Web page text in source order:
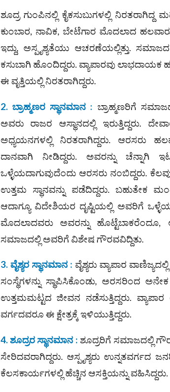
ಶೂದ್ರ ಗುಂಪಿನಲ್ಲಿ ಕೈಕಸುಬುಗಳಲ್ಲಿ
ಕುಂಬಾರ, ನಾವಿಕ, ಬೇಟೆಗಾರ ಮೊದಲಾದ
ಇದ್ದು, ಅಸ್ಪೃಶ್ಯತೆಯು ಆಚರಣೆಯಲ್ಲಿತ್ತು.
ಕಸುಬಾಗಿ ಹೊಂದಿದ್ದರು. ವ್ಯಾಪಾರವು ಲಾಭದಾಯಕ
ಈ ವೃತ್ತಿಯಲ್ಲಿ ನಿರತರಾಗಿದ್ದರು.
2. ಬ್ರಾಹ್ಮಣರ ಸ್ಥಾನಮಾನ : ಬ್ರಾಹ್ಮಣರಿಗೆ
ಅವರು ರಾಜರ ಆಸ್ಥಾನದಲ್ಲಿ ಇರುತ್ತಿದ್ದರು.
ಅಧ್ಯಯನಗಳಲ್ಲಿ ನಿರತರಾಗಿದ್ದರು. ಆರಸರು
ದಾನವಾಗಿ ನೀಡಿದ್ದರು. ಅವರನ್ನು ಚೆನ್ನಾಗಿ
ಒಳ್ಳೆಯದಾಗುವುದೆಂದು ಆರಸರು ನಂಬಿದ್ದರು.
ಉತ್ತಮ ಸ್ಥಾನವನ್ನು ಪಡೆದಿದ್ದರು. ಬಹುತೇಕ
ಆದಾಗ್ಯೂ ವಿದೇಶಿಯರ ದೃಷ್ಟಿಯಲ್ಲಿ ಅವರಿಗೆ
ಮೊದಲಾದವರು ಅವರನ್ನು ಹೊಟ್ಟೆಬಾಕರೆಂದೂ,
ಸಮಾಜದಲ್ಲಿ ಅವರಿಗೆ ವಿಶೇಷ ಗೌರವವಿದ್ದಿತು.
3. ವೈಶ್ಯರ ಸ್ಥಾನಮಾನ : ವೈಶ್ಯರು ವ್ಯಾಪಾರ
ಸಂಸ್ಥೆಗಳನ್ನು ಸ್ಥಾಪಿಸಿಕೊಂಡು, ಅರಸರಿಂದ
ಉತ್ತಮಮಟ್ಟದ ಜೀವನ ನಡೆಸುತ್ತಿದ್ದರು.
ವರ್ಗದವರೂ ಈ ಕ್ಷೇತ್ರಕ್ಕೆ ಇಳಿಯುತ್ತಿದ್ದರು.
4. ಶೂದ್ರರ ಸ್ಥಾನಮಾನ : ಶೂದ್ರರಿಗೆ ಸಮಾಜದಲ್ಲಿ
ಸೇರಿದವರಾಗಿದ್ದರು. ಆಸ್ಪೃಶ್ಯರು
ಕೆಲಸಕಾರ್ಯಗಳಲ್ಲಿ ಹೆಚ್ಚಿನ ಆಸಕ್ತಿಯನ್ನು ವಹಿಸಿದ್ದರು.